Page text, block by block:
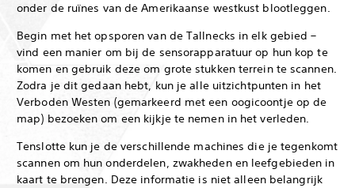
onder de ruïnes van de Amerikaanse westkust blootleggen.
Begin met het opsporen van de Tallnecks in elk gebied –
vind een manier om bij de sensorapparatuur op hun kop te
komen en gebruik deze om grote stukken terrein te scannen.
Zodra je dit gedaan hebt, kun je alle uitzichtpunten in het
Verboden Westen (gemarkeerd met een oogicoontje op de
map) bezoeken om een kijkje te nemen in het verleden.
Tenslotte kun je de verschillende machines die je tegenkomt
scannen om hun onderdelen, zwakheden en leefgebieden in
kaart te brengen. Deze informatie is niet alleen belangrijk